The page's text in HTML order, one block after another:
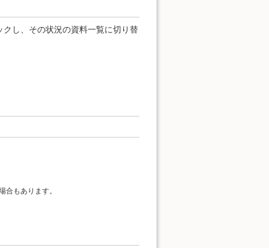
し、その状況の資料一覧に切り替
合もあります。